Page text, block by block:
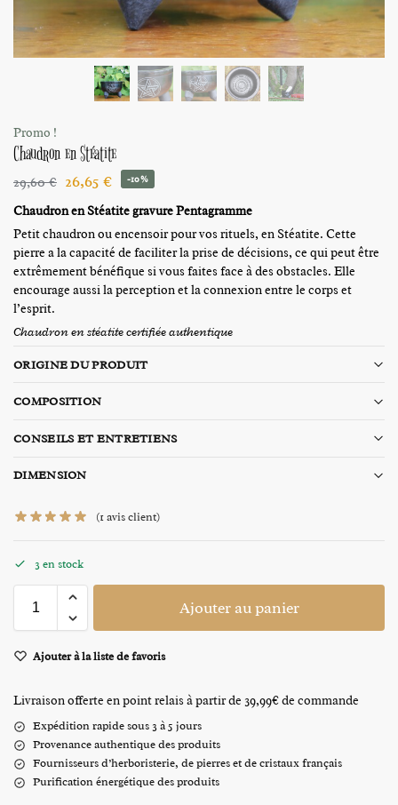
Promo !
Chaudron en Stéatite
29,60€ 26,65 € -10%
Chaudron en Stéatite gravure Pentagramme
Petit chaudron ou encensoir pour vos rituels, en Stéatite. Cette
pierre a la capacité de faciliter la prise de décisions, ce qui peut être
extrêmement bénéfique si vous faites face à des obstacles. Elle
encourage aussi la perception et la connexion entre le corps et
l’esprit.
Chaudron en stéatite certifiée authentique
ORIGINE DU PRODUIT
COMPOSITION
CONSEILS ET ENTRETIENS
DIMENSION
(1avis client)
3 en stock
Ajouter au panier
Ajouter à la liste de favoris
Livraison offerte en point relais à partir de 39,99€ de commande
Expédition rapide sous 3 à 5 jours
Provenance authentique des produits
Fournisseurs d’herboristerie, de pierres et de cristaux français
Purification énergétique des produits